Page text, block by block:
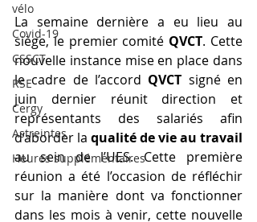
vélo
Covid-19
CSSCT
RSE
Cergy
Astreintes
Heures supplémentaires
La semaine dernière a eu lieu au
siège, le premier comité QVCT. Cette
nouvelle instance mise en place dans
le cadre de l’accord QVCT signé en
juin dernier réunit
direction et
représentants des salariés afin
d’aborder la qualité de vie au travail
au sein de l’UES. Cette première
réunion a été l’occasion de réfléchir
sur la manière dont va fonctionner
dans les mois à venir, cette nouvelle